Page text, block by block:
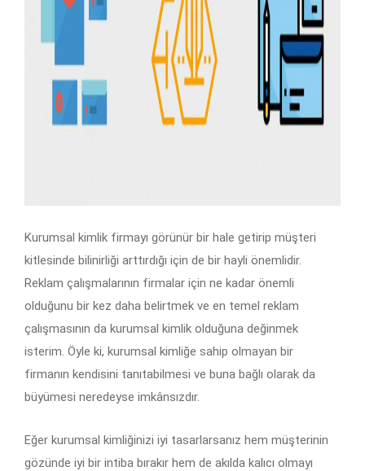
Kurumsal kimlik firmayı görünür bir hale getirip müşteri
kitlesinde bilinirliği arttırdığı için de bir hayli önemlidir.
Reklam çalışmalarının firmalar için ne kadar önemli
olduğunu bir kez daha belirtmek ve en temel reklam
çalışmasının da kurumsal kimlik olduğuna değinmek
isterim. Öyle ki, kurumsal kimliğe sahip olmayan bir
firmanın kendisini tanıtabilmesi ve buna bağlı olarak da
büyümesi neredeyse imkânsızdır.
Eğer kurumsal kimliğinizi iyi tasarlarsanız hem müşterinin
gözünde iyi bir intiba bırakır hem de akılda kalıcı olmayı